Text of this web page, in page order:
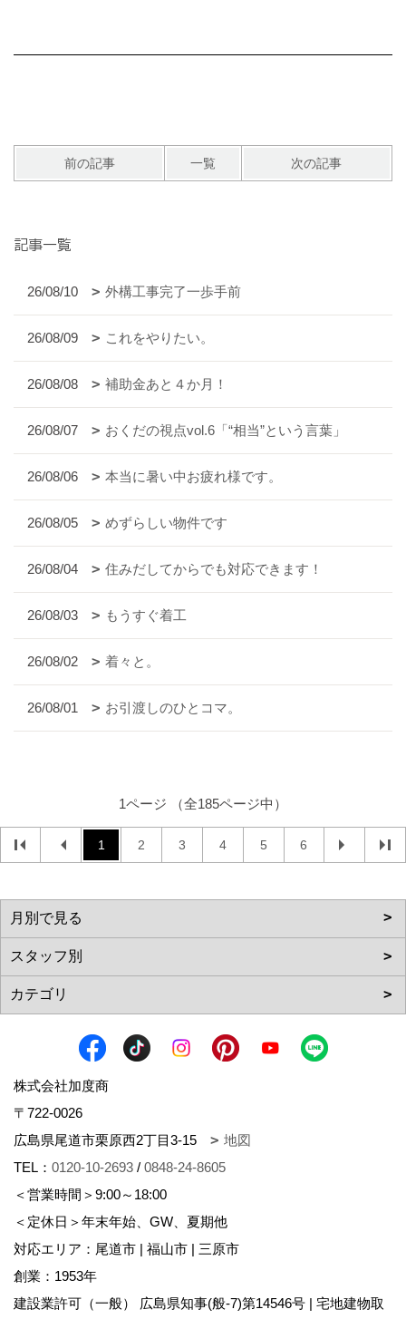
前の記事 一覧 次の記事
記事一覧
26/08/10 外構工事完了一歩手前
26/08/09 これをやりたい。
26/08/08 補助金あと４か月！
26/08/07 おくだの視点vol.6「“相当”という言葉」
26/08/06 本当に暑い中お疲れ様です。
26/08/05 めずらしい物件です
26/08/04 住みだしてからでも対応できます！
26/08/03 もうすぐ着工
26/08/02 着々と。
26/08/01 お引渡しのひとコマ。
1ページ （全185ページ中）
1 2 3 4 5 6
株式会社加度商
〒722-0026
広島県尾道市栗原西2丁目3-15
地図
TEL： 0120-10-2693 / 0848-24-8605
＜営業時間＞9:00～18:00
＜定休日＞年末年始、GW、夏期他
対応エリア：尾道市 | 福山市 | 三原市
創業：1953年
建設業許可（一般） 広島県知事(般-7)第14546号 | 宅地建物取